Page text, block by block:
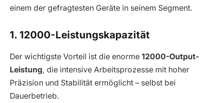
einem der gefragtesten Geräte in seinem Segment.
1. 12000-Leistungskapazität
Der wichtigste Vorteil ist die enorme 12000-Output-
Leistung, die intensive Arbeitsprozesse mit hoher
Präzision und Stabilität ermöglicht – selbst bei
Dauerbetrieb.